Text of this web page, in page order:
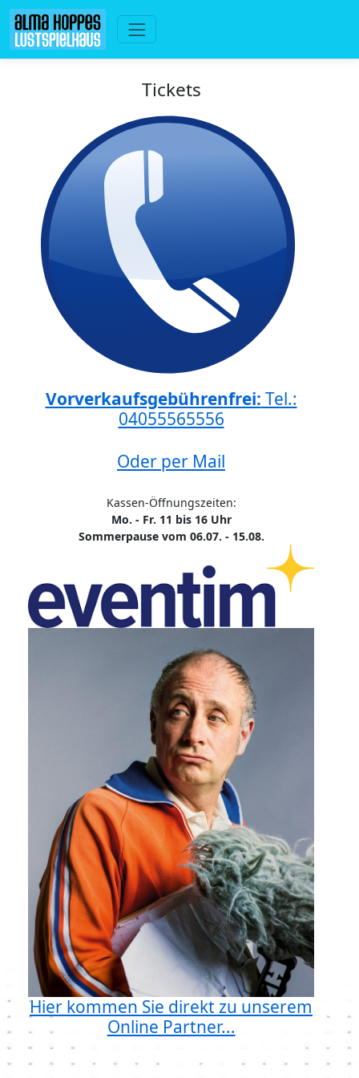
Tickets
Vorverkaufsgebührenfrei: Tel.:
04055565556
Oder per Mail
Kassen-Öffnungszeiten:
Mo. - Fr. 11 bis 16 Uhr
Sommerpause vom 06.07. - 15.08.
Hier kommen Sie direkt zu unserem
Online Partner...